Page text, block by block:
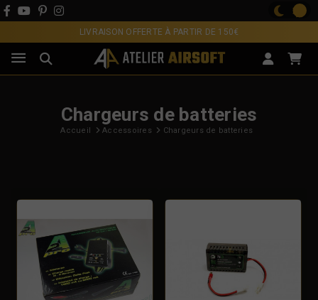
LIVRAISON OFFERTE À PARTIR DE 150€
Chargeurs de batteries
Accueil Accessoires Chargeurs de batteries